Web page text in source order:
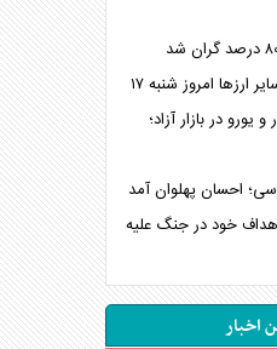
آخرین قیمت دلار، یورو و سایر ارز‌ها امروز شنبه ۱۷
و یورو در بازار آزاد؛
احسان پهلوان آمد
اهداف خود در جنگ علیه
اخبار